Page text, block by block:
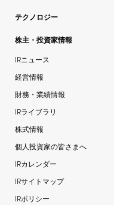
テクノロジー
株主・投資家情報
IRニュース
経営情報
財務・業績情報
IRライブラリ
株式情報
個人投資家の皆さまへ
IRカレンダー
IRサイトマップ
IRポリシー